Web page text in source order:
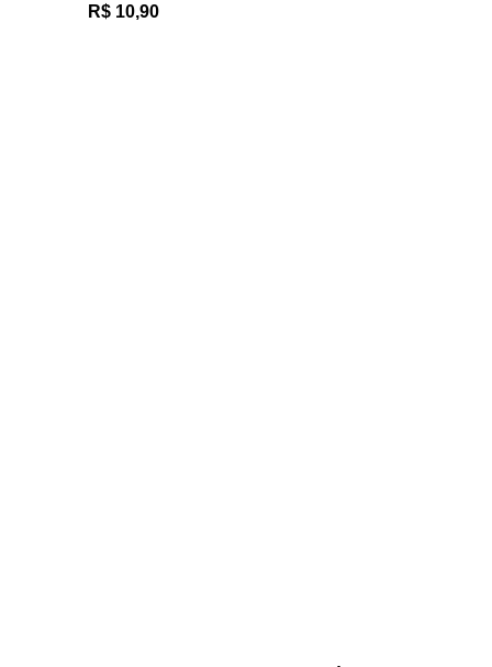
R$ 10,90